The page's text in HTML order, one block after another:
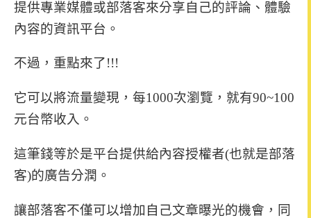
提供專業媒體或部落客來分享自己的評論、體驗
內容的資訊平台。
不過，重點來了!!!
它可以將流量變現， 每1000次瀏覽，就有90~100
元台幣收入。
這筆錢等於是平台提供給內容授權者(也就是部落
客)的廣告分潤。
讓部落客不僅可以增加自己文章曝光的機會，同